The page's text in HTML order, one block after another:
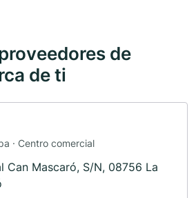
de
de ti
· Centro comercial
Can Mascaró, S/N, 08756 La